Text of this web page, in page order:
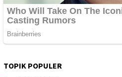
TOPIK POPULER